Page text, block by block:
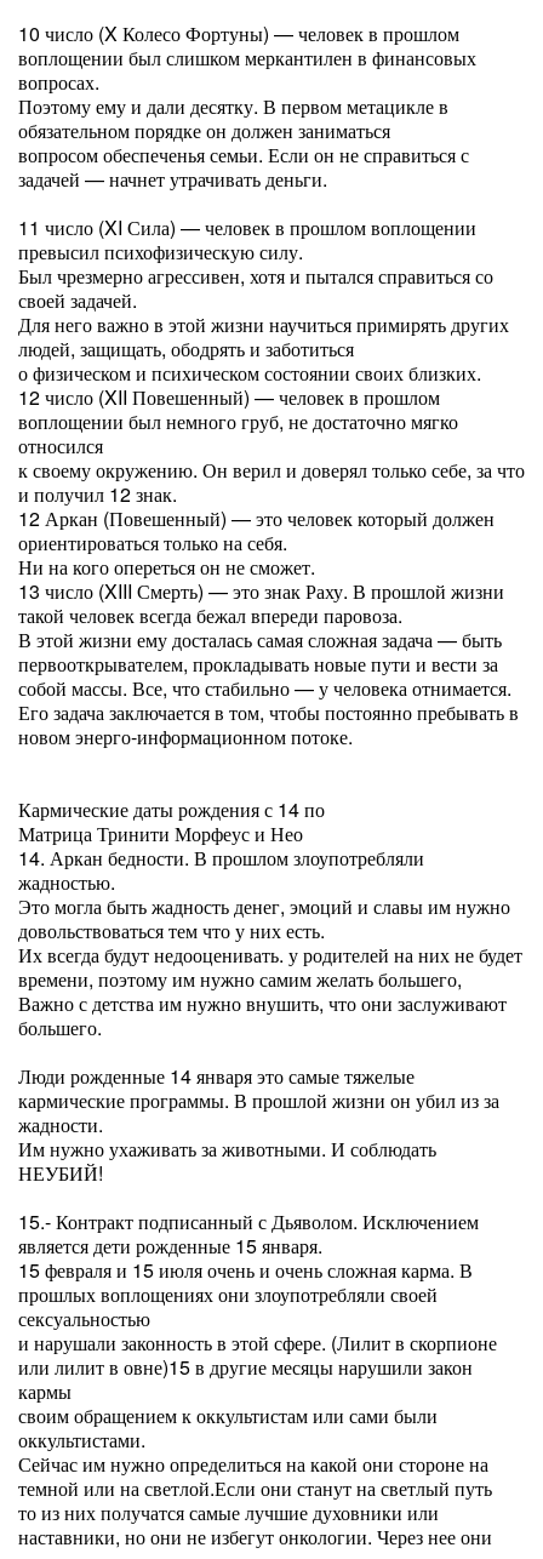
10 число (X Колесо Фортуны) — человек в прошлом
воплощении был слишком меркантилен в финансовых
вопросах.
Поэтому ему и дали десятку. В первом метацикле в
обязательном порядке он должен заниматься
вопросом обеспеченья семьи. Если он не справиться с
задачей — начнет утрачивать деньги.
11 число (XI Сила) — человек в прошлом воплощении
превысил психофизическую силу.
Был чрезмерно агрессивен, хотя и пытался справиться со
своей задачей.
Для него важно в этой жизни научиться примирять других
людей, защищать, ободрять и заботиться
о физическом и психическом состоянии своих близких.
12 число (XII Повешенный) — человек в прошлом
воплощении был немного груб, не достаточно мягко
относился
к своему окружению. Он верил и доверял только себе, за что
и получил 12 знак.
12 Аркан (Повешенный) — это человек который должен
ориентироваться только на себя.
Ни на кого опереться он не сможет.
13 число (XIII Смерть) — это знак Раху. В прошлой жизни
такой человек всегда бежал впереди паровоза.
В этой жизни ему досталась самая сложная задача — быть
первооткрывателем, прокладывать новые пути и вести за
собой массы. Все, что стабильно — у человека отнимается.
Его задача заключается в том, чтобы постоянно пребывать в
новом энерго-информационном потоке.
Кармические даты рождения с 14 по
Матрица Тринити Морфеус и Нео
14. Аркан бедности. В прошлом злоупотребляли
жадностью.
Это могла быть жадность денег, эмоций и славы им нужно
довольствоваться тем что у них есть.
Их всегда будут недооценивать. у родителей на них не будет
времени, поэтому им нужно самим желать большего,
Важно с детства им нужно внушить, что они заслуживают
большего.
Люди рожденные 14 января это самые тяжелые
кармические программы. В прошлой жизни он убил из за
жадности.
Им нужно ухаживать за животными. И соблюдать
НЕУБИЙ!
15.- Контракт подписанный с Дьяволом. Исключением
является дети рожденные 15 января.
15 февраля и 15 июля очень и очень сложная карма. В
прошлых воплощениях они злоупотребляли своей
сексуальностью
и нарушали законность в этой сфере. (Лилит в скорпионе
или лилит в овне)15 в другие месяцы нарушили закон
кармы
своим обращением к оккультистам или сами были
оккультистами.
Сейчас им нужно определиться на какой они стороне на
темной или на светлой.Если они станут на светлый путь
то из них получатся самые лучшие духовники или
наставники, но они не избегут онкологии. Через нее они